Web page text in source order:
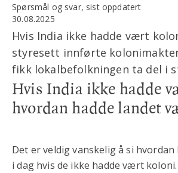
Spørsmål og svar, sist oppdatert
30.08.2025
Hvis India ikke hadde vært
styresett innførte
fikk lokalbefolkningen ta del i
Hvis India ikke hadde
hvordan hadde landet
Det er veldig vanskelig å si
i dag hvis de ikke hadde vært